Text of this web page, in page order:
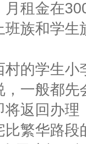
月租金在
族和学
学生小
一般都
返回办
繁华路